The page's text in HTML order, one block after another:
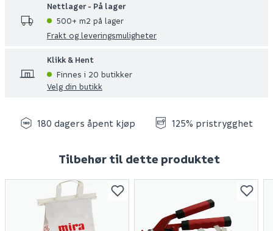
Nettlager - På lager
500+ m2 på lager
Frakt og leveringsmuligheter
Klikk & Hent
Finnes i 20 butikker
Velg din butikk
180 dagers åpent kjøp 125% pristrygghet
Tilbehør til dette produktet